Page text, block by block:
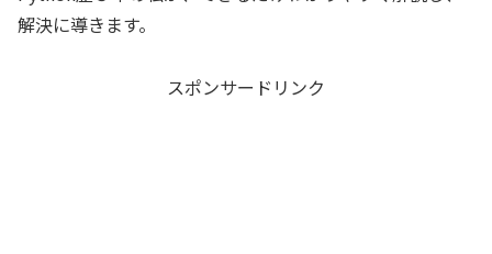
解決に導きます。
スポンサードリンク